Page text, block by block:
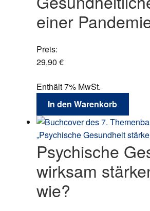
einer
Preis:
29,90 €
Enthält 7% MwSt.
In den Warenkorb
Psychische
wirksam
wie?